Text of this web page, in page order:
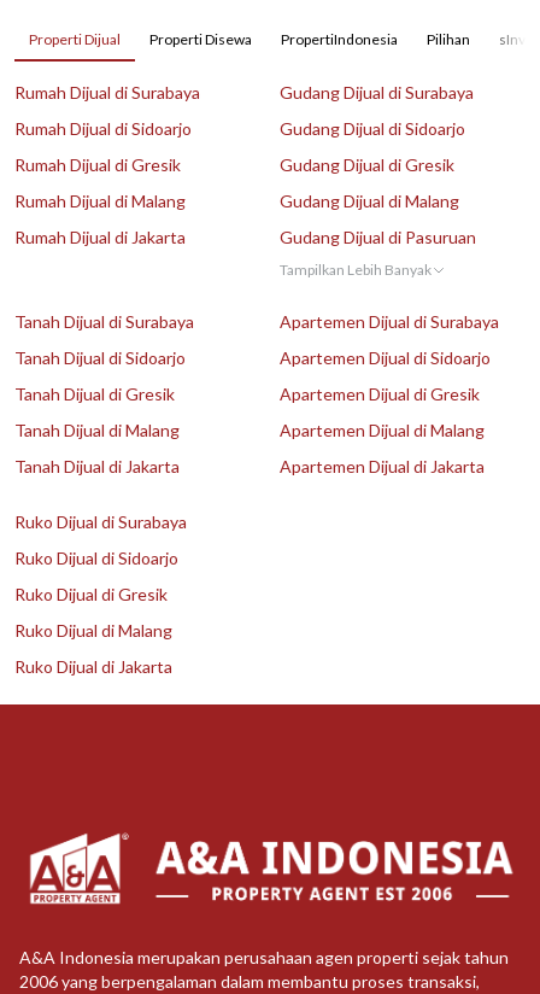
Properti Dijual Properti Disewa PropertiIndonesia Pilihan
Rumah Dijual di Surabaya
Rumah Dijual di Sidoarjo
Rumah Dijual di Gresik
Rumah Dijual di Malang
Rumah Dijual di Jakarta
Gudang Dijual di Surabaya
Gudang Dijual di Sidoarjo
Gudang Dijual di Gresik
Gudang Dijual di Malang
Gudang Dijual di Pasuruan
Tampilkan Lebih Banyak
Tanah Dijual di Surabaya
Tanah Dijual di Sidoarjo
Tanah Dijual di Gresik
Tanah Dijual di Malang
Tanah Dijual di Jakarta
Apartemen Dijual di Surabaya
Apartemen Dijual di Sidoarjo
Apartemen Dijual di Gresik
Apartemen Dijual di Malang
Apartemen Dijual di Jakarta
Ruko Dijual di Surabaya
Ruko Dijual di Sidoarjo
Ruko Dijual di Gresik
Ruko Dijual di Malang
Ruko Dijual di Jakarta
A&A Indonesia merupakan perusahaan agen properti sejak tahun
2006 yang berpengalaman dalam membantu proses transaksi,